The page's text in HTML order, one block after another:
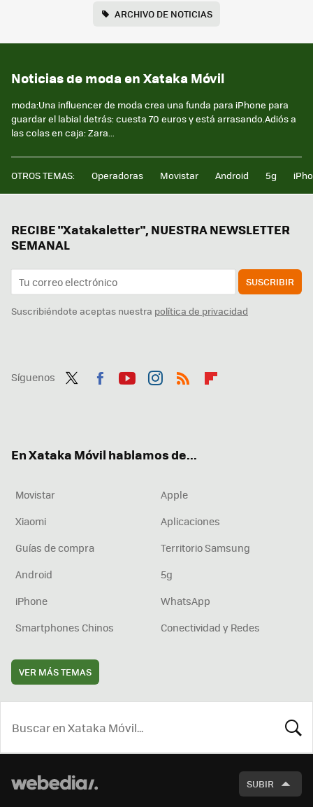
ARCHIVO DE NOTICIAS
Noticias de moda en Xataka Móvil
moda:Una influencer de moda crea una funda para iPhone para
guardar el labial detrás: cuesta 70 euros y está arrasando.Adiós a
las colas en caja: Zara...
OTROS TEMAS: Operadoras Movistar Android 5g
RECIBE "Xatakaletter", NUESTRA NEWSLETTER
SEMANAL
SUSCRIBIR
Suscribiéndote aceptas nuestra política de privacidad
Síguenos
En Xataka Móvil hablamos de...
Movistar
Apple
Xiaomi
Aplicaciones
Guías de compra
Territorio Samsung
Android
5g
iPhone
WhatsApp
Smartphones Chinos
Conectividad y Redes
VER MÁS TEMAS
SUBIR